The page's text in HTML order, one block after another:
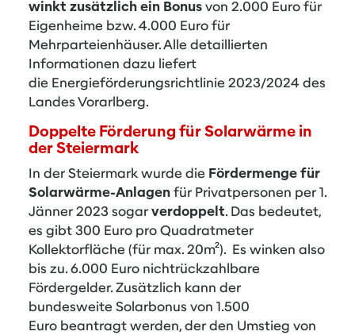
winkt zusätzlich ein Bonusvon 2.000 Euro für
Eigenheime bzw. 4.000 Euro für
Mehrparteienhäuser. Alle detaillierten
Informationen dazu liefert
die Energieförderungsrichtlinie 2023/2024des
Landes Vorarlberg.
Doppelte Förderung für Solarwärme in
der Steiermark
In der Steiermark wurde die Fördermenge für
Solarwärme-Anlagenfür Privatpersonen per 1.
Jänner 2023 sogarverdoppelt. Das bedeutet,
es gibt 300 Euro pro Quadratmeter
Kollektorfläche (für max. 20m²). Es winken also
bis zu. 6.000 Euro nichtrückzahlbare
Fördergelder. Zusätzlich kann der
bundesweite Solarbonus von 1.500
Euro beantragt werden, der den Umstieg von